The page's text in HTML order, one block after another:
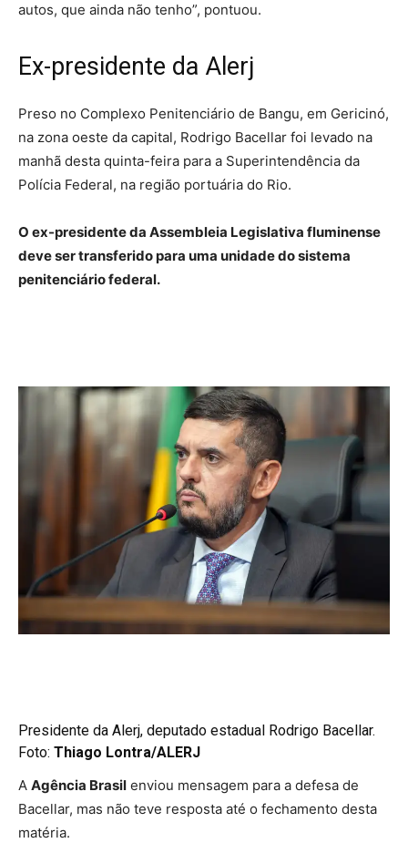
autos, que ainda não tenho”, pontuou.
Ex-presidente da Alerj
Preso no Complexo Penitenciário de Bangu, em Gericinó,
na zona oeste da capital, Rodrigo Bacellar foi levado na
manhã desta quinta-feira para a Superintendência da
Polícia Federal, na região portuária do Rio.
O ex-presidente da Assembleia Legislativa fluminense
deve ser transferido para uma unidade do sistema
penitenciário federal.
Presidente da Alerj, deputado estadual Rodrigo Bacellar.
Foto: Thiago Lontra/ALERJ
A Agência Brasil enviou mensagem para a defesa de
Bacellar, mas não teve resposta até o fechamento desta
matéria.